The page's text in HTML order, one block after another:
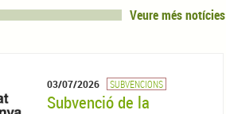
Veure més notícies
03/07/2026 SUBVENCIONS
Subvenció de la